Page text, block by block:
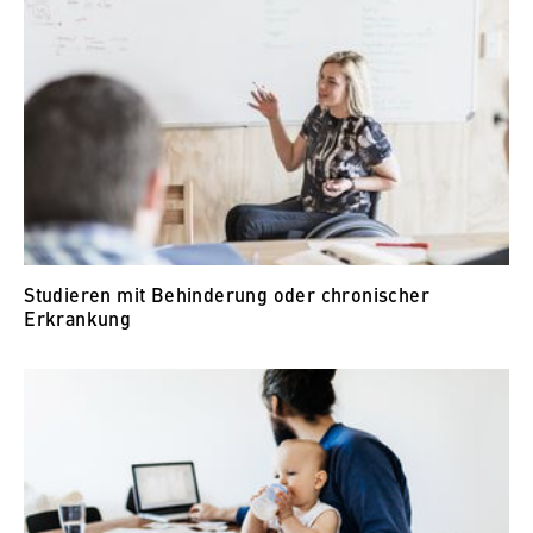
Studieren mit Behinderung oder chronischer
Erkrankung
VISITOR_INFO1_LIVE, YSC, yt-remote-
Anbieter:
Google Ireland Limited
Erlaubt das Anzeigen und Abspielen von
eingebetteten YouTube-Videos, wobei Daten
an Google übertragen und Cookies gesetzt
werden.
Cookie Laufzeit:
Matomo